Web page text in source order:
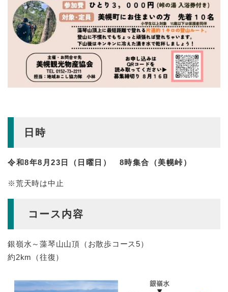
日時
令和8年8月23日（日曜日） 8時集合（美幌峠）
※荒天時は中止
コース内容
銀嶺水～藻琴山山頂（お散歩コース5）
約2km（往復）